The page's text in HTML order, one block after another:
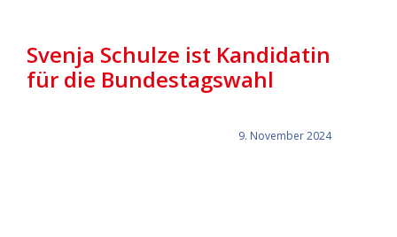
Svenja Schulze ist Kandidatin
für die Bundestagswahl
9. November 2024